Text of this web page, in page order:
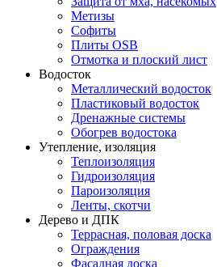
Метизы
Софиты
Плиты OSB
Отмотка и плоский лист
Водосток
Металлический водосток
Пластиковый водосток
Дренажные системы
Обогрев водостока
Утепление, изоляция
Теплоизоляция
Гидроизоляция
Пароизоляция
Ленты, скотчи
Дерево и ДПК
Террасная, половая доска
Ограждения
Фасадная доска